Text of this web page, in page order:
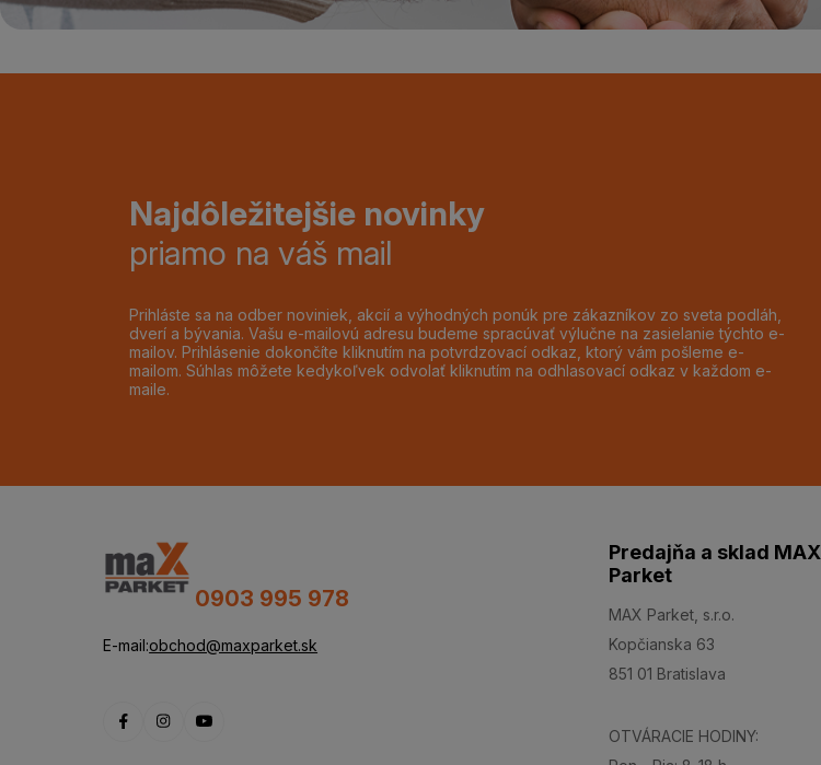
Najdôležitejšie novinky
priamo na váš mail
Prihláste sa na odber noviniek, akcií a výhodných ponúk pre zákazníkov zo sveta podláh,
dverí a bývania. Vašu e-mailovú adresu budeme spracúvať výlučne na zasielanie týchto e-
mailov. Prihlásenie dokončíte kliknutím na potvrdzovací odkaz, ktorý vám pošleme e-
mailom. Súhlas môžete kedykoľvek odvolať kliknutím na odhlasovací odkaz v každom e-
maile.
0903 995 978
E-mail:obchod@maxparket.sk
Predajňa a sklad MAX
Parket
MAX Parket, s.r.o.
Kopčianska 63
851 01 Bratislava
OTVÁRACIE HODINY: